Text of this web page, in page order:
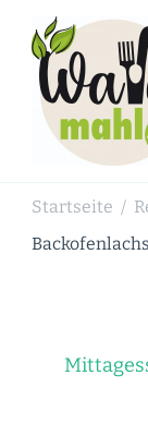
Startseite /